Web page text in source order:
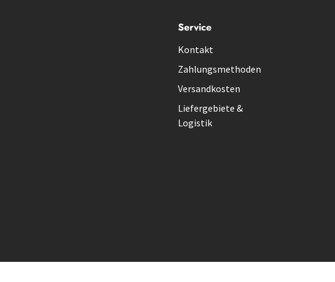
Service
Kontakt
Zahlungsmethoden
Versandkosten
Liefergebiete &
Logistik